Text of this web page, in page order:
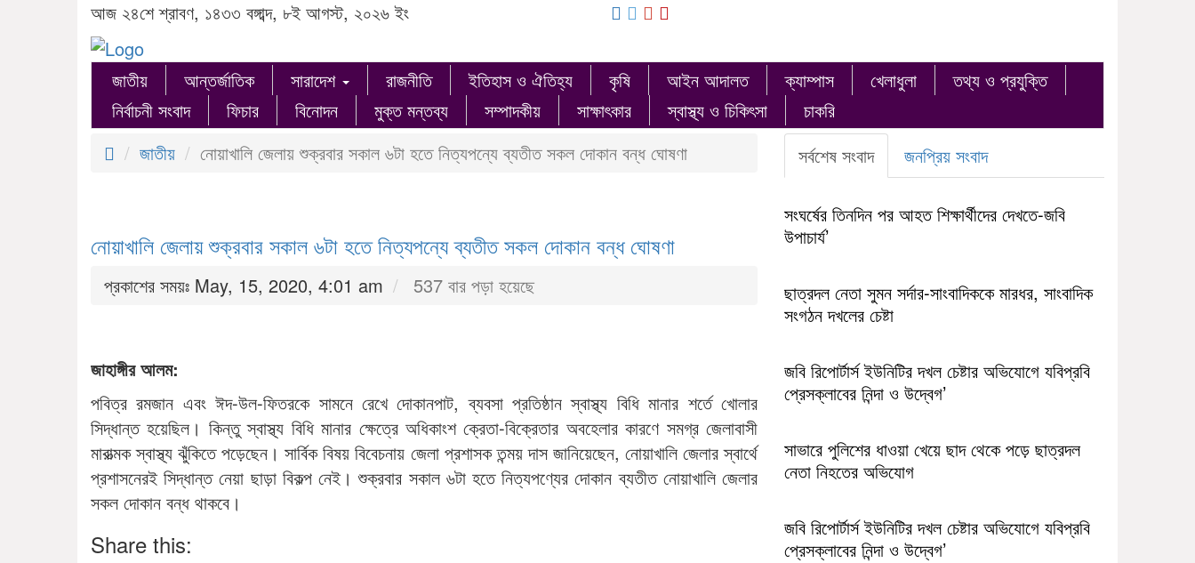
আজ ২৪শে শ্রাবণ, ১৪৩৩ বঙ্গাব্দ, ৮ই আগস্ট, ২০২৬ ইং
জাতীয় আন্তর্জাতিক সারাদেশ রাজনীতি ইতিহাস ও ঐতিহ্য কৃষি আইন আদালত ক্যাম্পাস খেলাধুলা
তথ্য ও প্রযুক্তি
নির্বাচনী সংবাদ
ফিচার বিনোদন মুক্ত মন্তব্য সম্পাদকীয় সাক্ষাৎকার স্বাস্থ্য ও চিকিৎসা
চাকরি
জাতীয়
নোয়াখালি জেলায় শুক্রবার সকাল ৬টা হতে নিত্যপন্যে ব্যতীত সকল দোকান বন্ধ ঘোষণা
নোয়াখালি জেলায় শুক্রবার সকাল ৬টা হতে নিত্যপন্যে ব্যতীত সকল দোকান বন্ধ ঘোষণা
প্রকাশের সময়ঃ May, 15, 2020, 4:01 am 537 বার পড়া হয়েছে
জাহাঙ্গীর আলম:
পবিত্র রমজান এবং ঈদ-উল-ফিতরকে সামনে রেখে দোকানপাট, ব্যবসা প্রতিষ্ঠান স্বাস্থ্য বিধি মানার শর্তে খোলার
সিদ্ধান্ত হয়েছিল। কিন্তু স্বাস্থ্য বিধি মানার ক্ষেত্রে অধিকাংশ ক্রেতা-বিক্রেতার অবহেলার কারণে সমগ্র জেলাবাসী
মারাত্মক স্বাস্থ্য ঝুঁকিতে পড়েছেন। সার্বিক বিষয় বিবেচনায় জেলা প্রশাসক তন্ময় দাস জানিয়েছেন, নোয়াখালি জেলার স্বার্থে
প্রশাসনেরই সিদ্ধান্ত নেয়া ছাড়া বিকল্প নেই। শুক্রবার সকাল ৬টা হতে নিত্যপণ্যের দোকান ব্যতীত নোয়াখালি জেলার
সকল দোকান বন্ধ থাকবে।
Share this:
সর্বশেষ সংবাদ জনপ্রিয় সংবাদ
সংঘর্ষের তিনদিন পর আহত শিক্ষার্থীদের দেখতে-জবি
উপাচার্য’
ছাত্রদল নেতা সুমন সর্দার-সাংবাদিককে মারধর, সাংবাদিক
সংগঠন দখলের চেষ্টা
জবি রিপোর্টার্স ইউনিটির দখল চেষ্টার অভিযোগে যবিপ্রবি
প্রেসক্লাবের নিন্দা ও উদ্বেগ’
সাভারে পুলিশের ধাওয়া খেয়ে ছাদ থেকে পড়ে ছাত্রদল
নেতা নিহতের অভিযোগ
জবি রিপোর্টার্স ইউনিটির দখল চেষ্টার অভিযোগে যবিপ্রবি
প্রেসক্লাবের নিন্দা ও উদ্বেগ’